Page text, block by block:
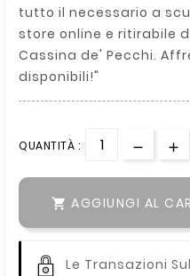
tutto il necessario a
store online e ritirabile
Cassina de' Pecchi.
disponibili!"
QUANTITÀ :
 AGGIUNGI AL
Le Transazioni